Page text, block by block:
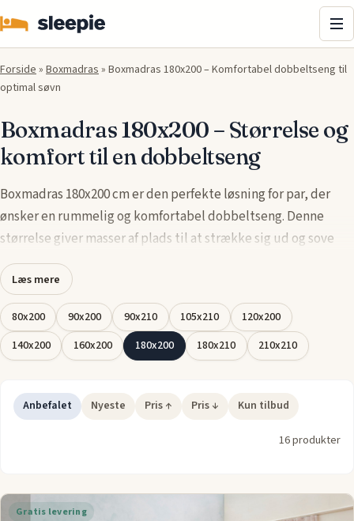
Forside» Boxmadras» Boxmadras 180x200 – Komfortabel dobbeltseng til
optimal søvn
Boxmadras 180x200 – Størrelse og
komfort til en dobbeltseng
Boxmadras 180x200 cm er den perfekte løsning for par, der
ønsker en rummelig og komfortabel dobbeltseng. Denne
størrelse giver masser af plads til at strække sig ud og sove
godt uden at føle sig begrænset. Med en solid træramme og
kvalitetsfjedre tilbyder den både støtte og komfort, så du får
den bedst mulige nattesøvn.
Denne størrelse er ideel til større soveværelser og giver dig
den perfekte balance mellem plads og komfort. Boxmadras
dem, der ønsker ekstra komfort i en dobbeltseng. Find den
Læs mere
80x200 90x200 90x210 105x210
120x200
140x200
160x200 180x200 180x210 210x210
Anbefalet Nyeste Pris ↑ Pris ↓ Kun tilbud
16 produkter
Gratis levering